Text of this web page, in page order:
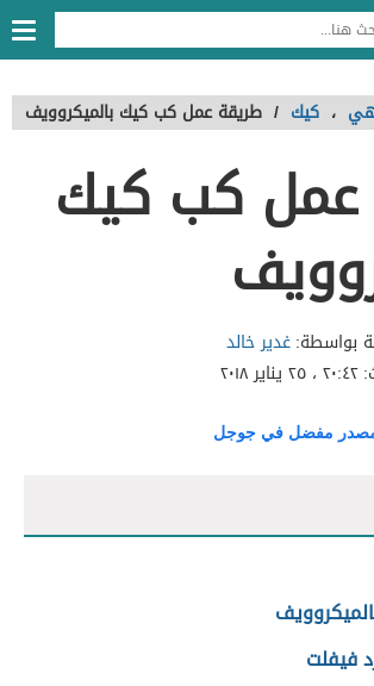
، كيك / طريقة عمل كب كيك بالميكروويف
عمل كب كيك
بواسطة:غدير خالد
٢٠:٤٢ ، ٢٥ يناير ٢٠١٨
مفضل في جوجل
فيفلت